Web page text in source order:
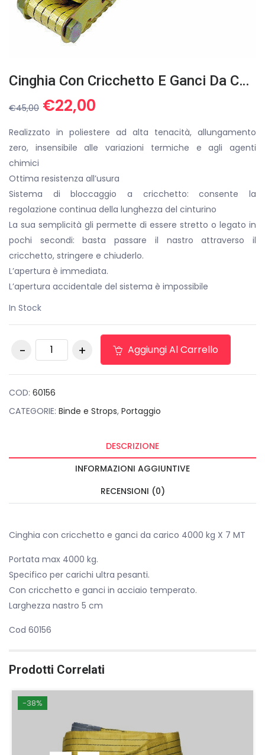
Cinghia Con Cricchetto E Ganci Da Carico 4000 Kg X 7 MT
€45,00 Il
prezzo
originale
era:
€22,00
attuale
è:
Realizzato in poliestere ad alta tenacità, allungamento
zero, insensibile alle variazioni termiche e agli agenti
chimici
Ottima resistenza all’usura
Sistema di bloccaggio a cricchetto: consente la
regolazione continua della lunghezza del cinturino
La sua semplicità gli permette di essere stretto o legato in
pochi secondi: basta passare il nastro attraverso il
cricchetto, stringere e chiuderlo.
L’apertura è immediata.
L’apertura accidentale del sistema è impossibile
In Stock
Cinghia con
cricchetto e ganci
Aggiungi Al Carrello
COD: 60156
CATEGORIE: Binde e Strops, Portaggio
DESCRIZIONE
INFORMAZIONI AGGIUNTIVE
RECENSIONI (0)
Cinghia con cricchetto e ganci da carico 4000 kg X 7 MT
Portata max 4000 kg.
Specifico per carichi ultra pesanti.
Con cricchetto e ganci in acciaio temperato.
Larghezza nastro 5 cm
Cod 60156
Prodotti Correlati
-38%